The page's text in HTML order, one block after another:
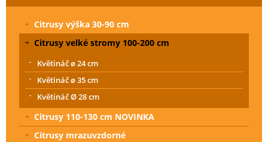
Citrusy výška 30-90 cm
Citrusy velké stromy 100-200 cm
Květináč ø 24 cm
Květináč ø 35 cm
Květináč Ø 28 cm
Citrusy 110-130 cm NOVINKA
Citrusy mrazuvzdorné